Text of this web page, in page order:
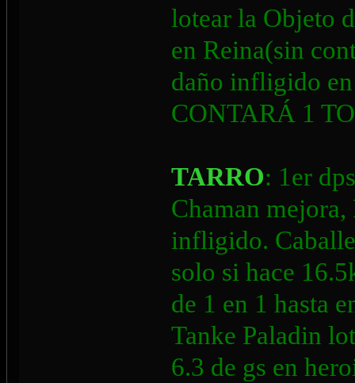
lotear la Objeto
en Reina(sin
daño infligido
CONTARÁ 1
TARRO: 1er
Chaman
infligido.
solo si hace
de 1 en 1 hasta
Tanke Paladin
6.3 de gs en